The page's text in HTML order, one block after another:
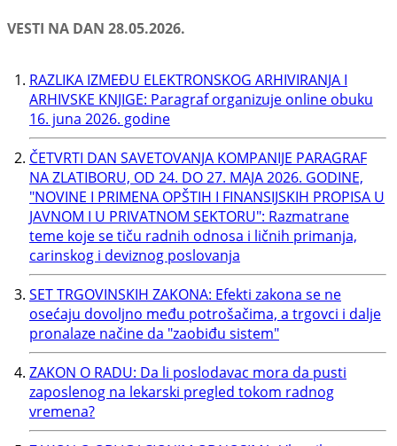
VESTI NA DAN 28.05.2026.
RAZLIKA IZMEĐU ELEKTRONSKOG ARHIVIRANJA I
ARHIVSKE KNJIGE: Paragraf organizuje online obuku
16. juna 2026. godine
ČETVRTI DAN SAVETOVANJA KOMPANIJE PARAGRAF
NA ZLATIBORU, OD 24. DO 27. MAJA 2026. GODINE,
"NOVINE I PRIMENA OPŠTIH I FINANSIJSKIH PROPISA U
JAVNOM I U PRIVATNOM SEKTORU": Razmatrane
teme koje se tiču radnih odnosa i ličnih primanja,
carinskog i deviznog poslovanja
SET TRGOVINSKIH ZAKONA: Efekti zakona se ne
osećaju dovoljno među potrošačima, a trgovci i dalje
pronalaze načine da "zaobiđu sistem"
ZAKON O RADU: Da li poslodavac mora da pusti
zaposlenog na lekarski pregled tokom radnog
vremena?